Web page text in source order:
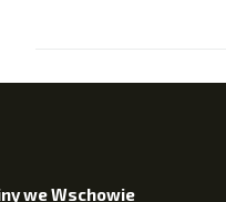
we Wschowie